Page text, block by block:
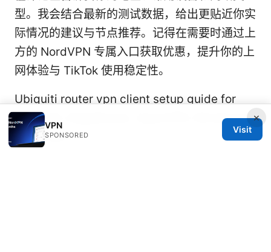
型。我会结合最新的测试数据，给出更贴近你实
际情况的建议与节点推荐。记得在需要时通过上
方的 NordVPN 专属入口获取优惠，提升你的上
网体验与 TikTok 使用稳定性。
Ubiquiti router vpn client setup guide for
UniFi OS, EdgeRouter, OpenVPN, WireGuard,
and IPsec
×
VPN
SPONSORED
Visit